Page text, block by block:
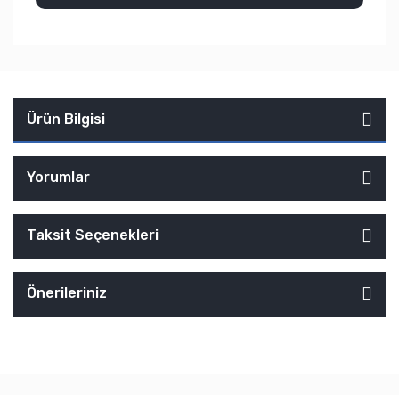
Ürün Bilgisi
Yorumlar
Taksit Seçenekleri
Önerileriniz